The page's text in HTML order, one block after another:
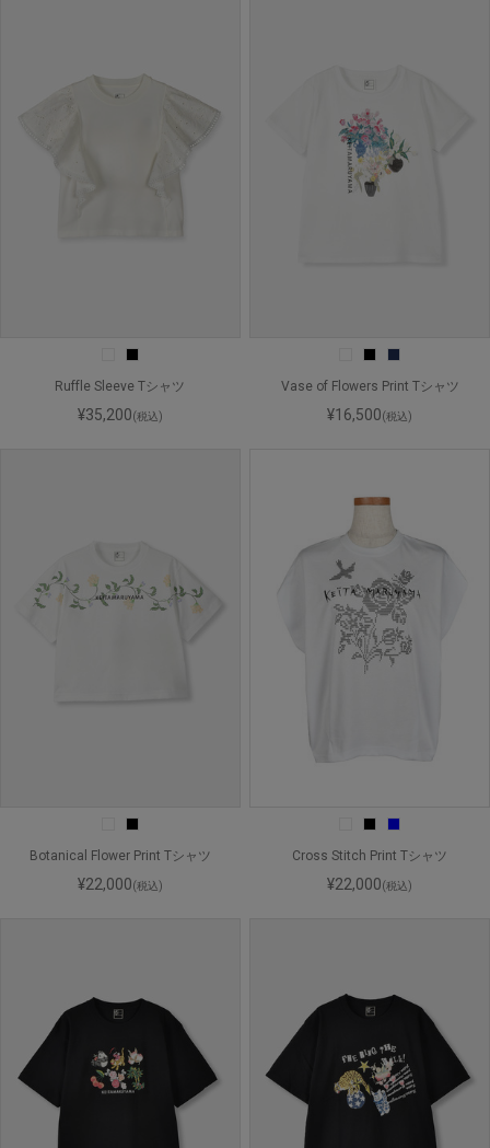
Ruffle Sleeve Tシャツ
¥35,200(税込)
Vase of Flowers Print Tシャツ
¥16,500(税込)
Botanical Flower Print Tシャツ
¥22,000(税込)
Cross Stitch Print Tシャツ
¥22,000(税込)